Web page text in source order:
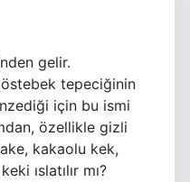
gelir.
tepeciğinin
için bu ismi
özellikle gizli
kakaolu kek,
ıslatılır mı?